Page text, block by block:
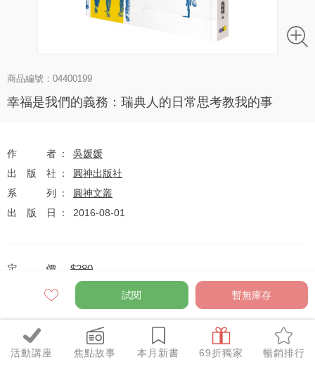
活動講座 焦點故事 本月新書 69折獨家 暢銷排行
商品編號：04400199
幸福是我們的義務：瑞典人的日常思考教我的事
作者
吳媛媛
出版社
圓神出版社
系列
圓神文叢
出版日
2016-08-01
定價 $280
優惠價 $221元
全網任10件75折（獨家及特惠品除外）
試閱 暫無庫存